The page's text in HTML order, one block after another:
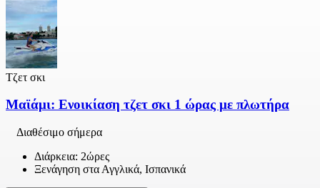
Τζετ σκι
Μαϊάμι: Ενοικίαση τζετ σκι 1 ώρας με πλωτήρα
Διαθέσιμο σήμερα
Διάρκεια: 2ώρες
Ξενάγηση στα Αγγλικά, Ισπανικά